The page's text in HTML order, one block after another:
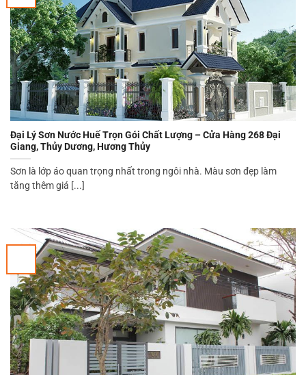
Đại Lý Sơn Nước Huế Trọn Gói Chất Lượng – Cửa Hàng 268 Đại
Giang, Thủy Dương, Hương Thủy
Sơn là lớp áo quan trọng nhất trong ngôi nhà. Màu sơn đẹp làm
tăng thêm giá [...]